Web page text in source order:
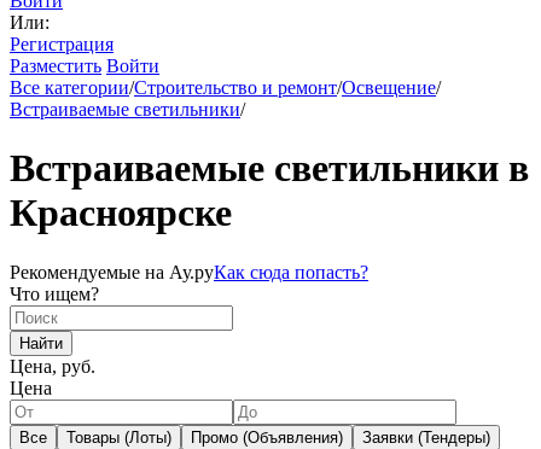
Или:
Регистрация
Разместить Войти
Все категории/Строительство и ремонт/Освещение/
Встраиваемые светильники/
Встраиваемые светильники в
Красноярске
Рекомендуемые на Ау.руКак сюда попасть?
Что ищем?
Найти
Цена, руб.
Цена
Все Товары (Лоты) Промо (Объявления)
Заявки (Тендеры)